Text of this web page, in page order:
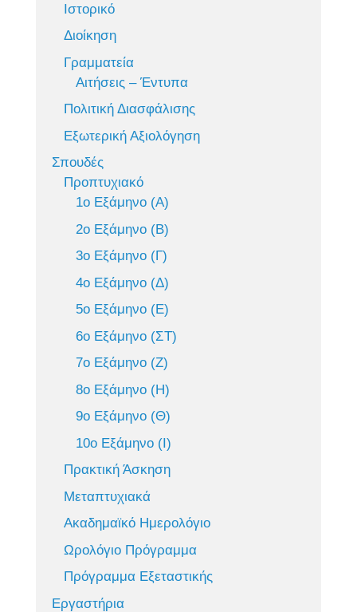
Ιστορικό
Διοίκηση
Γραμματεία
Αιτήσεις – Έντυπα
Πολιτική Διασφάλισης
Εξωτερική Αξιολόγηση
Σπουδές
Προπτυχιακό
1ο Εξάμηνο (Α)
2ο Εξάμηνο (Β)
3ο Εξάμηνο (Γ)
4ο Εξάμηνο (Δ)
5ο Εξάμηνο (Ε)
6ο Εξάμηνο (ΣΤ)
7ο Εξάμηνο (Ζ)
8ο Εξάμηνο (Η)
9ο Εξάμηνο (Θ)
10ο Εξάμηνο (Ι)
Πρακτική Άσκηση
Μεταπτυχιακά
Ακαδημαϊκό Ημερολόγιο
Ωρολόγιο Πρόγραμμα
Πρόγραμμα Εξεταστικής
Εργαστήρια